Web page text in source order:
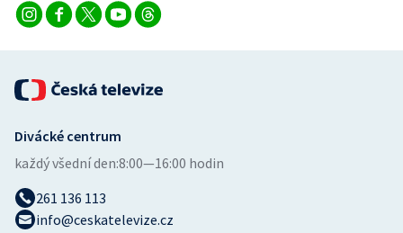
Volejbal
Divácké centrum
každý všední den:8:00—16:00 hodin
261 136 113
info@ceskatelevize.cz